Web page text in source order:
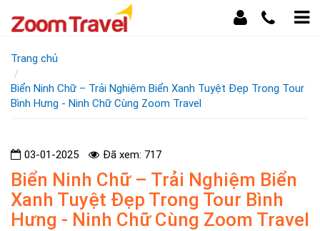
Trang chủ
Biển Ninh Chữ – Trải Nghiệm Biển Xanh Tuyệt Đẹp Trong Tour
Bình Hưng - Ninh Chữ Cùng Zoom Travel
03-01-2025 Đã xem: 717
Biển Ninh Chữ – Trải Nghiệm Biển
Xanh Tuyệt Đẹp Trong Tour Bình
Hưng - Ninh Chữ Cùng Zoom Travel